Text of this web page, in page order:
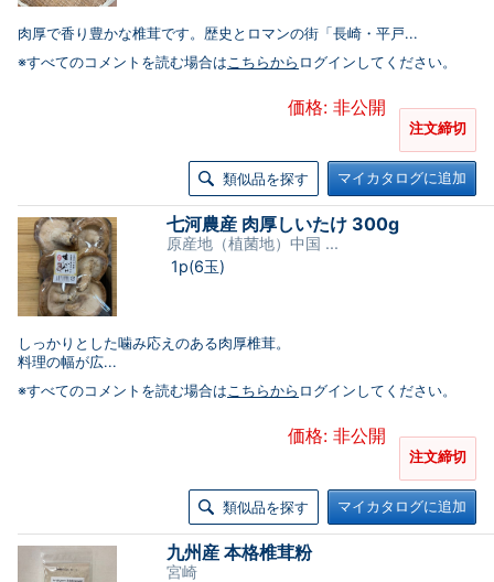
肉厚で香り豊かな椎茸です。歴史とロマンの街「長崎・平戸...
※すべてのコメントを読む場合はこちらから ログインしてください。
価格: 非公開
注文締切
類似品を探す マイカタログに追加
七河農産 肉厚しいたけ 300g
原産地（植菌地）中国 ...
1p(6玉)
しっかりとした噛み応えのある肉厚椎茸。
料理の幅が広...
※すべてのコメントを読む場合はこちらから ログインしてください。
価格: 非公開
注文締切
類似品を探す マイカタログに追加
九州産 本格椎茸粉
宮崎